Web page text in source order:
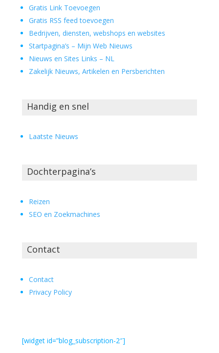
Gratis Link Toevoegen
Gratis RSS feed toevoegen
Bedrijven, diensten, webshops en websites
Startpagina’s – Mijn Web Nieuws
Nieuws en Sites Links – NL
Zakelijk Nieuws, Artikelen en Persberichten
Handig en snel
Laatste Nieuws
Dochterpagina’s
Reizen
SEO en Zoekmachines
Contact
Contact
Privacy Policy
[widget id=”blog_subscription-2″]